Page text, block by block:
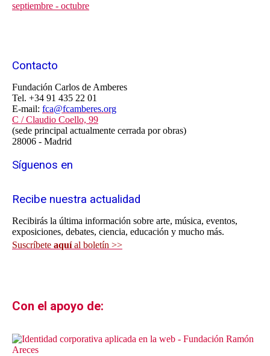
septiembre - octubre
Contacto
Fundación Carlos de Amberes
Tel. +34 91 435 22 01
E-mail: fca@fcamberes.org
C / Claudio Coello, 99
(sede principal actualmente cerrada por obras)
28006 - Madrid
Síguenos en
Recibe nuestra actualidad
Recibirás la última información sobre arte, música, eventos,
exposiciones, debates, ciencia, educación y mucho más.
Suscríbete aquíal boletín >>
Con el apoyo de: